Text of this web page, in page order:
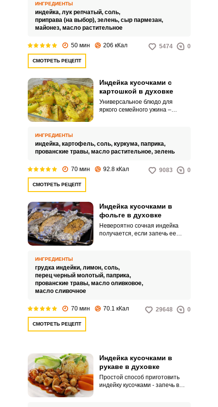
корочка станет настоящей
изюминкой угощения.
ИНГРЕДИЕНТЫ
индейка, лук репчатый, соль,
приправа (на выбор), зелень, сыр пармезан,
майонез, масло растительное
50 мин 206 кКал 5474 0
СМОТРЕТЬ РЕЦЕПТ
Индейка кусочками с
картошкой в духовке
Универсальное блюдо для
яркого семейного ужина –
ИНГРЕДИЕНТЫ
индейка, картофель, соль, куркума, паприка,
прованские травы, масло растительное, зелень
70 мин 92.8 кКал 9083 0
СМОТРЕТЬ РЕЦЕПТ
Индейка кусочками в
фольге в духовке
Невероятно сочная индейка
получается, если запечь ее
ужина, так и для праздничного
стола.
ИНГРЕДИЕНТЫ
грудка индейки, лимон, соль,
перец черный молотый, паприка,
прованские травы, масло оливковое,
масло сливочное
70 мин 70.1 кКал 29648 0
СМОТРЕТЬ РЕЦЕПТ
Индейка кусочками в
рукаве в духовке
Простой способ приготовить
индейку кусочками - запечь в